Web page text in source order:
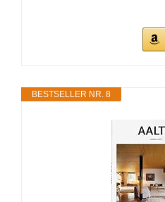
BESTSELLER NR. 8